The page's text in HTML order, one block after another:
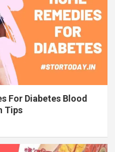
For Diabetes Blood
Tips